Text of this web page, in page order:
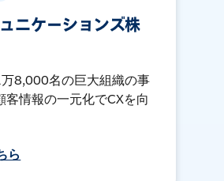
ニケーションズ株
8,000名の巨大組織の事
客情報の一元化でCXを向
ら